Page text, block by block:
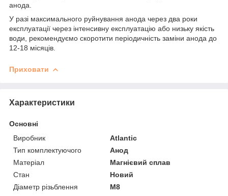
анода.
У разі максимального руйнування анода через два роки
експлуатації через інтенсивну експлуатацію або низьку якість
води, рекомендуємо скоротити періодичність заміни анода до
12-18 місяців.
Приховати
Характеристики
Основні
Виробник
Atlantic
Тип комплектуючого
Анод
Матеріал
Магнієвий сплав
Стан
Новий
Діаметр різьблення
М8